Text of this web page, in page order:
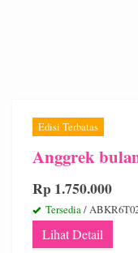
Edisi Terbatas
Anggrek
Rp 1.750.000
Tersedia /
Lihat Detail